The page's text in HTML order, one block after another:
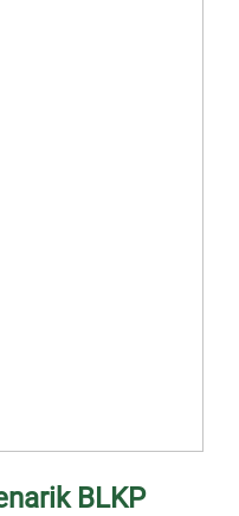
BLKP